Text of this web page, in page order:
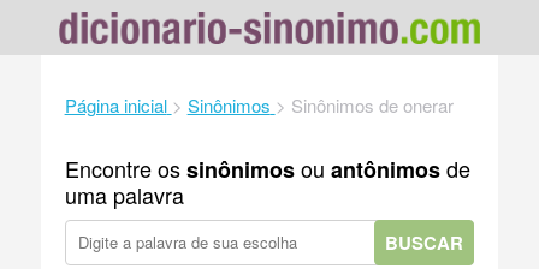
Página inicial > Sinônimos > Sinônimos de onerar
Encontre ossinônimosou antônimosde
uma palavra
BUSCAR